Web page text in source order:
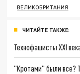
ВЕЛИКОБРИТАНИЯ
ЧИТАЙТЕ ТАКЖЕ:
Технофашисты XXI
"Кротами" были все?